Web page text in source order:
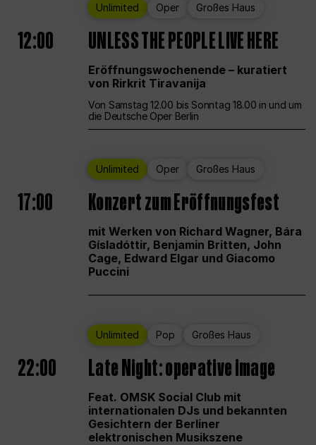
Unlimited Oper Großes Haus
12:00 UNLESS THE PEOPLE LIVE HERE
Eröffnungswochenende – kuratiert
von Rirkrit Tiravanija
Von Samstag 12.00 bis Sonntag 18.00 in und um
die Deutsche Oper Berlin
Unlimited Oper Großes Haus
17:00 Konzert zum Eröffnungsfest
mit Werken von Richard Wagner, Bára
Gísladóttir, Benjamin Britten, John
Cage, Edward Elgar und Giacomo
Puccini
Unlimited Pop Großes Haus
22:00 Late Night: operative image
Feat. OMSK Social Club mit
internationalen DJs und bekannten
Gesichtern der Berliner
elektronischen Musikszene